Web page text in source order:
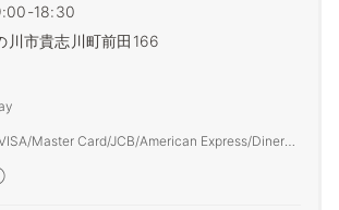
18:30
川市貴志川町前田166
Master Card/JCB/American Express/Diners